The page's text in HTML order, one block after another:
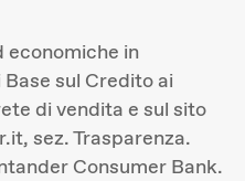
economiche in
sul Credito ai
di vendita e sul sito
sez. Trasparenza.
Consumer Bank.